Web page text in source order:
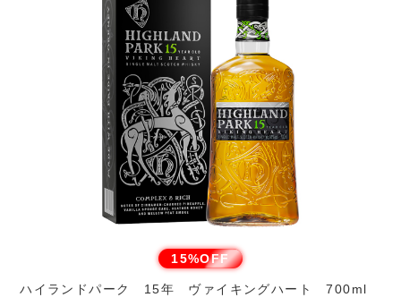
15%OFF
ハイランドパーク 15年 ヴァイキングハート 700ml